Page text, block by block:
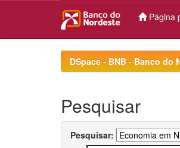
Página
DSpace - BNB - Banco do
Pesquisar
Pesquisar: